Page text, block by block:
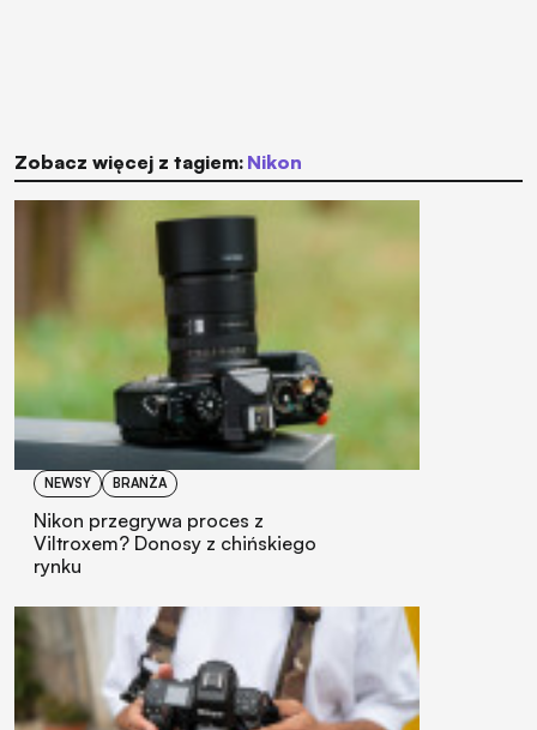
Zobacz więcej z tagiem: Nikon
NEWSY BRANŻA
Nikon przegrywa proces z
Viltroxem? Donosy z chińskiego
rynku